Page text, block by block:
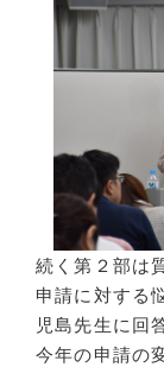
続く第２部は
申請に対する
児島先生に回
今年の申請の